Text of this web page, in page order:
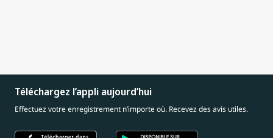
Téléchargez l’appli aujourd’hui
Effectuez votre enregistrement n’importe où. Recevez des avis utiles.